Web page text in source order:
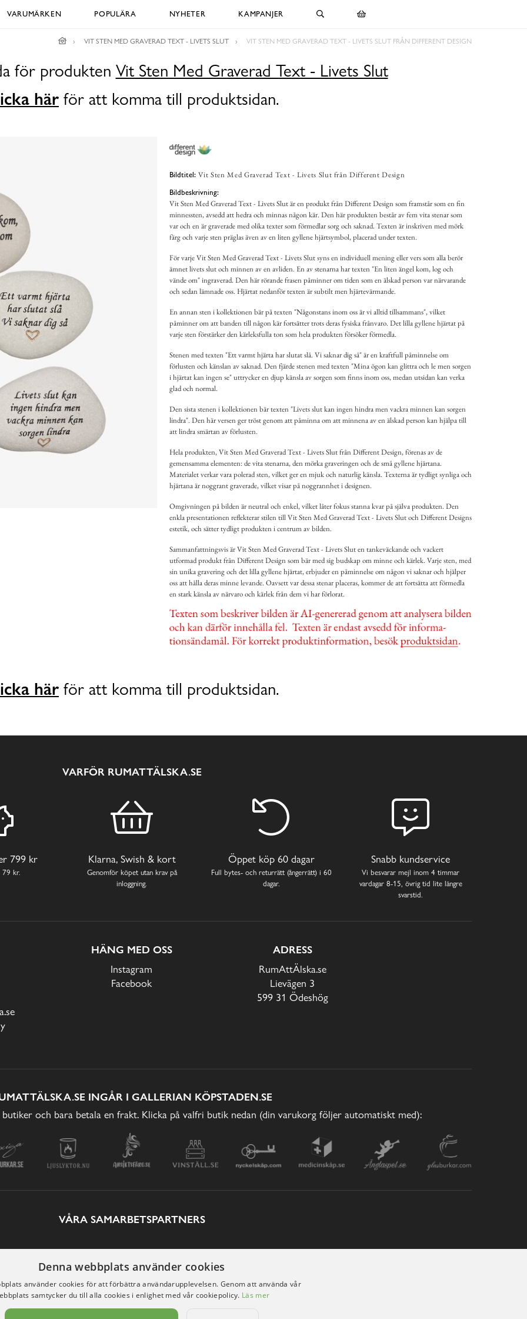
VARUMÄRKEN POPULÄRA NYHETER KAMPANJER
VIT STEN MED GRAVERAD TEXT - LIVETS SLUT VIT STEN MED GRAVERAD TEXT - LIVETS SLUT FRÅN DIFFERENT DESIGN
för produkten Vit Sten Med Graverad Text - Livets Slut
här för att komma till produktsidan.
Bildtitel: Vit Sten Med Graverad Text - Livets Slut från Different Design
Bildbeskrivning:
Vit Sten Med Graverad Text - Livets Slut är en produkt från Different Design som framstår som en fin
minnessten, avsedd att hedra och minnas någon kär. Den här produkten består av fem vita stenar som
var och en är graverade med olika texter som förmedlar sorg och saknad. Texten är inskriven med mörk
färg och varje sten präglas även av en liten gyllene hjärtsymbol, placerad under texten.
För varje Vit Sten Med Graverad Text - Livets Slut syns en individuell mening eller vers som alla berör
ämnet livets slut och minnen av en avliden. En av stenarna har texten "En liten ängel kom, log och
vände om" ingraverad. Den här rörande frasen påminner om tiden som en älskad person var närvarande
och sedan lämnade oss. Hjärtat nedanför texten är subtilt men hjärtevärmande.
En annan sten i kollektionen bär på texten "Någonstans inom oss är vi alltid tillsammans", vilket
påminner om att banden till någon kär fortsätter trots deras fysiska frånvaro. Det lilla gyllene hjärtat på
varje sten förstärker den kärleksfulla ton som hela produkten försöker förmedla.
Stenen med texten "Ett varmt hjärta har slutat slå. Vi saknar dig så" är en kraftfull påminnelse om
förlusten och känslan av saknad. Den fjärde stenen med texten "Mina ögon kan glittra och le men sorgen
i hjärtat kan ingen se" uttrycker en djup känsla av sorgen som finns inom oss, medan utsidan kan verka
glad och normal.
Den sista stenen i kollektionen bär texten "Livets slut kan ingen hindra men vackra minnen kan sorgen
lindra". Den här versen ger tröst genom att påminna om att minnena av en älskad person kan hjälpa till
att lindra smärtan av förlusten.
Hela produkten, Vit Sten Med Graverad Text - Livets Slut från Different Design, förenas av de
gemensamma elementen: de vita stenarna, den mörka graveringen och de små gyllene hjärtana.
Materialet verkar vara polerad sten, vilket ger en mjuk och naturlig känsla. Texterna är tydligt synliga och
hjärtana är noggrant graverade, vilket visar på noggrannhet i designen.
Omgivningen på bilden är neutral och enkel, vilket låter fokus stanna kvar på själva produkten. Den
enkla presentationen reflekterar stilen till Vit Sten Med Graverad Text - Livets Slut och Different Designs
estetik, och sätter tydligt produkten i centrum av bilden.
Sammanfattningsvis är Vit Sten Med Graverad Text - Livets Slut en tankeväckande och vackert
utformad produkt från Different Design som bär med sig budskap om minne och kärlek. Varje sten, med
sin unika gravering och det lilla gyllene hjärtat, erbjuder en påminnelse om någon vi saknar och hjälper
oss att hålla deras minne levande. Oavsett var dessa stenar placeras, kommer de att fortsätta att förmedla
en stark känsla av närvaro och kärlek från dem vi har förlorat.
här för att komma till produktsidan.
VARFÖR RUMATTÄLSKA.SE
799 kr
79 kr.
Klarna, Swish & kort
Genomför köpet utan krav på
inloggning.
Öppet köp 60 dagar
Full bytes- och returrätt (ångerrätt) i 60
dagar.
Snabb kundservice
Vi besvarar mejl inom 4 timmar
vardagar 8-15, övrig tid lite längre
svarstid.
HÄNG MED OSS
Instagram
Facebook
ADRESS
RumAttÄlska.se
Lievägen 3
599 31 Ödeshög
INGÅR I GALLERIAN KÖPSTADEN.SE
och bara betala en frakt. Klicka på valfri butik nedan (din varukorg följer automatiskt med):
VÅRA SAMARBETSPARTNERS
Denna webbplats använder cookies
använder cookies för att förbättra användarupplevelsen. Genom att använda vår
samtycker du till alla cookies i enlighet med vår cookiepolicy. Läs mer